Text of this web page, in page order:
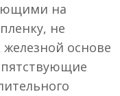
на
не
основе